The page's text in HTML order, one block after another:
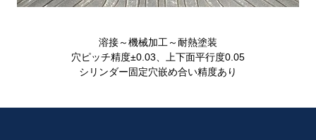
溶接～機械加工～耐熱塗装
穴ピッチ精度±0.03、上下面平行度0.05
シリンダー固定穴嵌め合い精度あり